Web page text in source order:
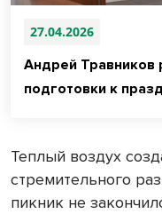
27.04.2026
Андрей Травников
подготовки к
Теплый воздух
стремительного
пикник не